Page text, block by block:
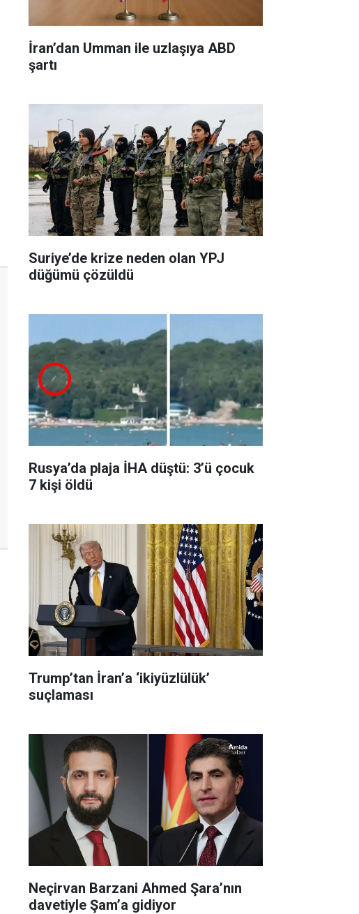
İran’dan Umman ile uzlaşıya ABD
şartı
Suriye’de krize neden olan YPJ
düğümü çözüldü
Rusya’da plaja İHA düştü: 3’ü çocuk
7 kişi öldü
Trump’tan İran’a ‘ikiyüzlülük’
suçlaması
Neçirvan Barzani Ahmed Şara’nın
davetiyle Şam’a gidiyor